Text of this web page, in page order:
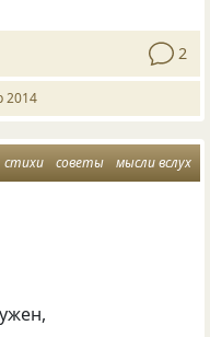
2
2014
стихи советы мысли вслух